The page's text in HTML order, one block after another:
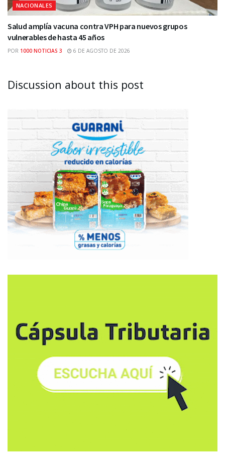
NACIONALES
Salud amplía vacuna contra VPH para nuevos grupos
vulnerables de hasta 45 años
POR 1000 NOTICIAS 3 6 DE AGOSTO DE 2026
Discussion about this post